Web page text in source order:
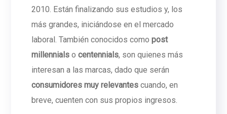
2010. Están finalizando sus estudios y, los
más grandes, iniciándose en el mercado
laboral. También conocidos comopost
millennials ocentennials, son quienes más
interesan a las marcas, dado que serán
consumidores muy relevantes cuando, en
breve, cuenten con sus propios ingresos.